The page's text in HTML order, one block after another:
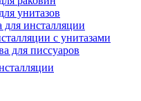
унитазов
инсталляции
с унитазами
для писсуаров